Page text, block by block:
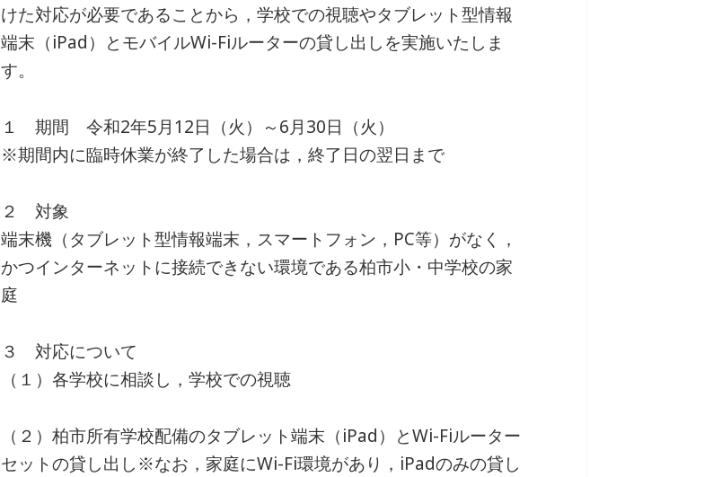
けた対応が必要であることから，学校での視聴やタブレット型情報
端末（iPad）とモバイルWi-Fiルーターの貸し出しを実施いたしま
す。
１ 期間 令和2年5月12日（火）～6月30日（火）
※期間内に臨時休業が終了した場合は，終了日の翌日まで
２ 対象
端末機（タブレット型情報端末，スマートフォン，PC等）がなく，
かつインターネットに接続できない環境である柏市小・中学校の家
庭
３ 対応について
（１）各学校に相談し，学校での視聴
（２）柏市所有学校配備のタブレット端末（iPad）とWi-Fiルーター
セットの貸し出し※なお，家庭にWi-Fi環境があり，iPadのみの貸し